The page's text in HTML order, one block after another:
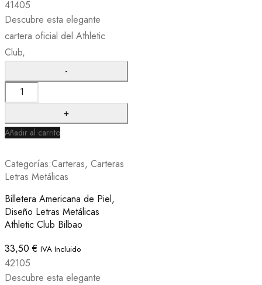
41405
Descubre esta elegante
cartera oficial del Athletic
Club,
Añadir al carrito
Categorías:Carteras, Carteras
Letras Metálicas
Billetera Americana de Piel,
Diseño Letras Metálicas
Athletic Club Bilbao
33,50€ IVA Incluido
42105
Descubre esta elegante